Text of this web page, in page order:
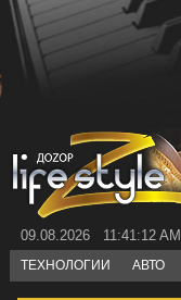
09.08.2026 11:41:13 AM
ТЕХНОЛОГИИ АВТО